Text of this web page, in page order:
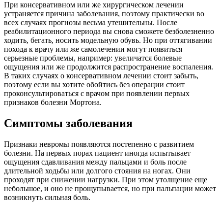
При консервативном или же хирургическом лечении
устраняется причина заболевания, поэтому практически во
всех случаях прогнозы весьма утешительны. После
реабилитационного периода вы снова сможете безболезненно
ходить, бегать, носить модельную обувь. Но при оттягивании
похода к врачу или же самолечении могут появиться
серьезные проблемы, например: увеличатся болевые
ощущения или же продолжится распространение воспаления.
В таких случаях о консервативном лечении стоит забыть,
поэтому если вы хотите обойтись без операции стоит
проконсультироваться с врачом при появлении первых
признаков болезни Мортона.
Симптомы заболевания
Признаки невромы появляются постепенно с развитием
болезни. На первых порах пациент иногда испытывает
ощущения сдавливания между пальцами и боль после
длительной ходьбы или долгого стояния на ногах. Они
проходят при снижении нагрузки. При этом утолщение еще
небольшое, и оно не прощупывается, но при пальпации может
возникнуть сильная боль.